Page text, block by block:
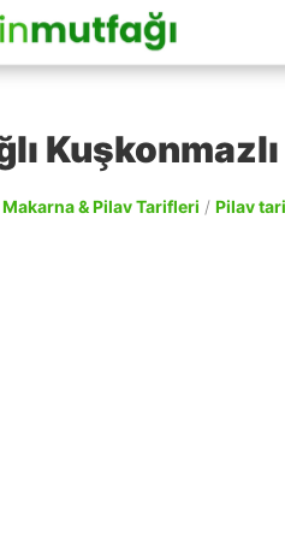
Makarna & Pilav Tarifleri / Pilav